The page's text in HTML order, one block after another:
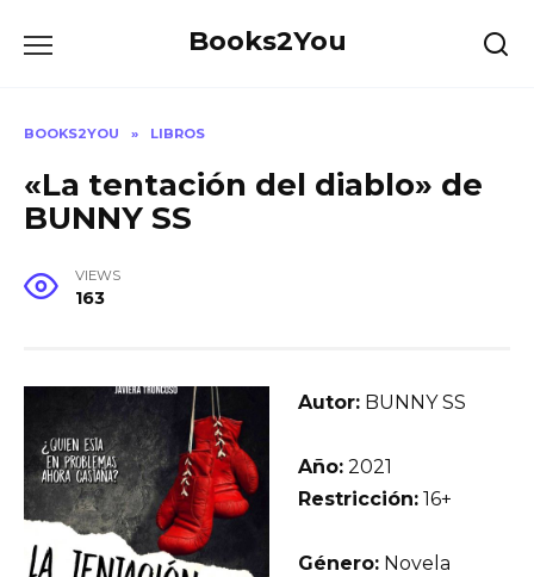
Books2You
BOOKS2YOU » LIBROS
«La tentación del diablo» de
BUNNY SS
VIEWS
163
Autor: BUNNY SS
Año: 2021
Restricción: 16+
Género: Novela